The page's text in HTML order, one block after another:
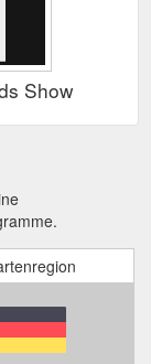
Show